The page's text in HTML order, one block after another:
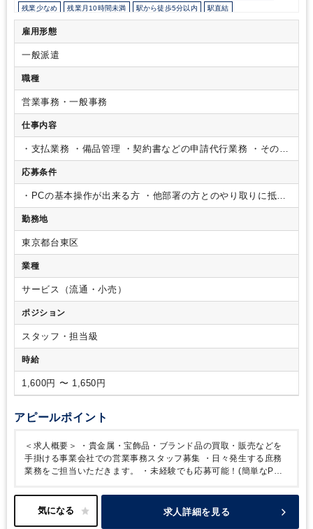
残業少なめ 残業月10時間未満 駅から徒歩5分以内 駅直結
雇用形態
一般派遣
職種
営業事務・一般事務
仕事内容
・支払業務 ・備品管理 ・契約書などの申請代行業務 ・その他
付随する業務(電話一次受け、ファイリングなど)
応募条件
・PCの基本操作が出来る方 ・他部署の方とのやり取りに抵抗
がない方
勤務地
東京都台東区
業種
サービス（流通・小売）
ポジション
スタッフ・担当級
時給
1,600円 〜 1,650円
アピールポイント
＜求人概要＞
・貴金属・宝飾品・ブランド品の買取・販売などを
手掛ける事業会社での営業事務スタッフ募集 ・日々発生する庶務
業務をご担当いただきます。
・未経験でも応募可能！(簡単なPC
管理など幅広くお任せする予定です。 ＜就業条件＞・出社勤務前
提（９：３０～１８：００のフルタイム想定です）・週5日(月～
求人詳細を見る